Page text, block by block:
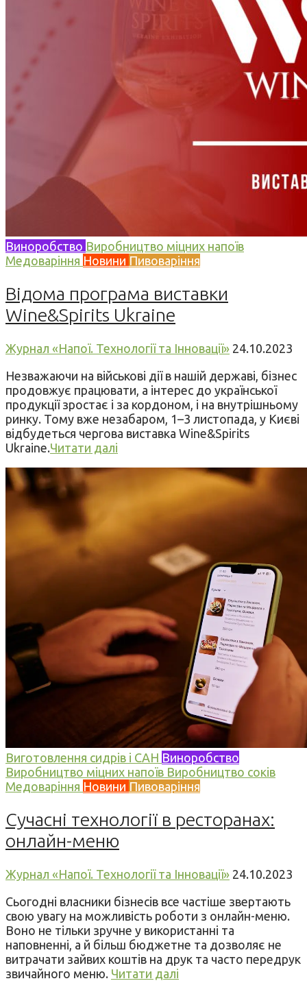
Виноробство Виробництво міцних напоїв
Медоваріння Новини Пивоваріння
Відома програма виставки
Wine&Spirits Ukraine
Журнал «Напої. Технології та Інновації» 24.10.2023
Незважаючи на військові дії в нашій державі, бізнес
продовжує працювати, а інтерес до української
продукції зростає і за кордоном, і на внутрішньому
ринку. Тому вже незабаром, 1–3 листопада, у Києві
відбудеться чергова виставка Wine&Spirits
Ukraine.Читати далі
Виготовлення сидрів і САН Виноробство
Виробництво міцних напоїв Виробництво соків
Медоваріння Новини Пивоваріння
Сучасні технології в ресторанах:
онлайн-меню
Журнал «Напої. Технології та Інновації» 24.10.2023
Сьогодні власники бізнесів все частіше звертають
свою увагу на можливість роботи з онлайн-меню.
Воно не тільки зручне у використанні та
наповненні, а й більш бюджетне та дозволяє не
витрачати зайвих коштів на друк та часто передрук
звичайного меню. Читати далі